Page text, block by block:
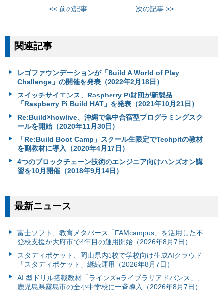
<< 前の記事 次の記事 >>
関連記事
レゴファウンデーションが「Build A World of Play
Challenge」の開催を発表（2022年2月18日）
スイッチサイエンス、Raspberry Pi財団が新製品
「Raspberry Pi Build HAT」を発表（2021年10月21日）
Re:Build×howlive、沖縄で集中合宿型プログラミングスク
ールを開始（2020年11月30日）
「Re:Build Boot Camp」スクール生限定でTechpitの教材
を副教材に導入（2020年4月17日）
4つのブロックチェーン技術のエンジニア向けハンズオン講
習を10月開催（2018年9月14日）
最新ニュース
富⼠ソフト、教育メタバース「FAMcampus」を活用した不
登校支援が大府市で4年目の運用開始（2026年8月7日）
スタディポケット、岡山県内3校で学校向け生成AIクラウド
「スタディポケット」継続運用（2026年8月7日）
AI 型ドリル搭載教材「ラインズeライブラリアドバンス」、
鹿児島県霧島市の全小中学校に一斉導入（2026年8月7日）